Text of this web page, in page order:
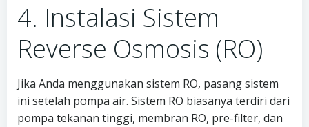
4. Instalasi Sistem
Reverse Osmosis (RO)
Jika Anda menggunakan sistem RO, pasang sistem
ini setelah pompa air. Sistem RO biasanya terdiri dari
pompa tekanan tinggi, membran RO, pre-filter, dan